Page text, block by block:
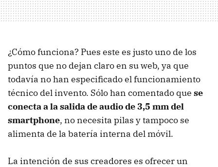
¿Cómo funciona? Pues este es justo uno de los
puntos que no dejan claro en su web, ya que
todavía no han especificado el funcionamiento
técnico del invento. Sólo han comentado que se
conecta a la salida de audio de 3,5 mm del
smartphone, no necesita pilas y tampoco se
alimenta de la batería interna del móvil.
La intención de sus creadores es ofrecer un